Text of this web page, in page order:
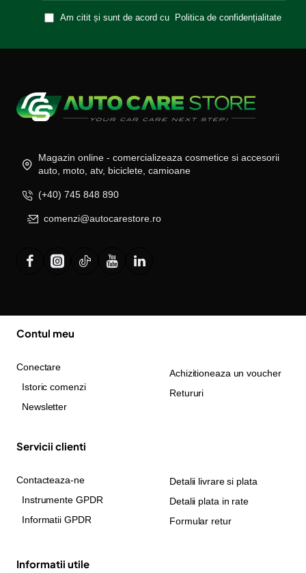
Am citit și sunt de acord cu Politica de confidențialitate
Magazin online - comercializeaza cosmetice si accesorii
auto, moto, atv, biciclete, camioane
(+40) 745 848 890
comenzi@autocarestore.ro
Contul meu
Conectare
Istoric comenzi
Newsletter
Achizitioneaza un voucher
Retururi
Servicii clienti
Contacteaza-ne
Instrumente GPDR
Informatii GPDR
Detalii livrare si plata
Detalii plata in rate
Formular retur
Informatii utile